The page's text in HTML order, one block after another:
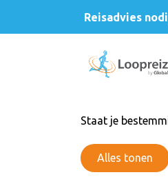
Reisadvies
Staat je
Alles tonen